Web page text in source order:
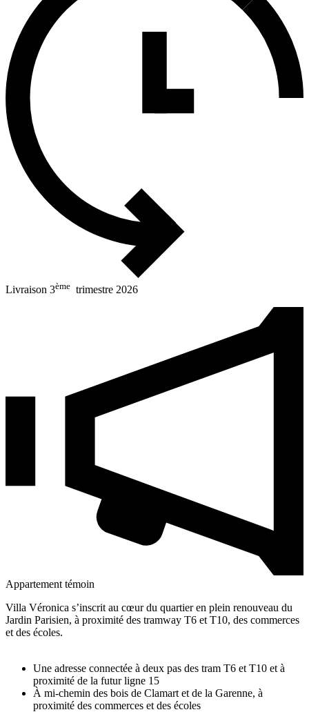
Livraison 3ème trimestre 2026
Appartement témoin
Villa Véronica s’inscrit au cœur du quartier en plein renouveau du
Jardin Parisien, à proximité des tramway T6 et T10, des commerces
et des écoles.
Une adresse connectée à deux pas des tram T6 et T10 et à
proximité de la futur ligne 15
À mi-chemin des bois de Clamart et de la Garenne, à
proximité des commerces et des écoles